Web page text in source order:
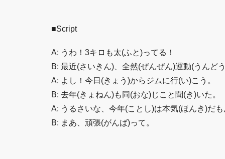
■Script
A: うわ！3キロも太(ふと)ってる！
B: 最近(さいきん)、全然(ぜんぜん)運動(うんど
A: よし！今日(きょう)からジムに行(い)こう。
B: 去年(きょねん)も同(おな)じこと聞(き)いた。
A: うるさいな、今年(ことし)は本気(ほんき)だも
B: まあ、頑張(がんば)って。